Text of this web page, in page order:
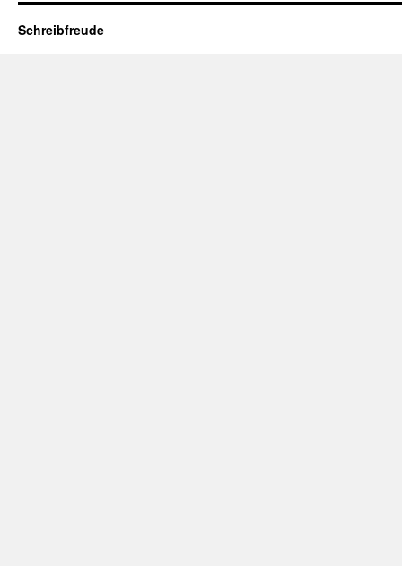
Schreibfreude